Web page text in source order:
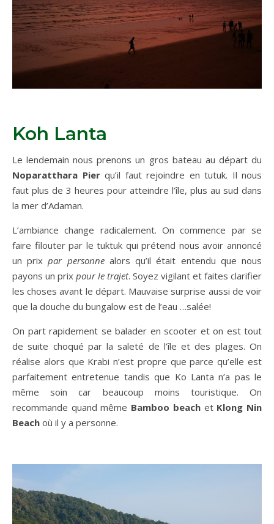
Koh Lanta
Le lendemain nous prenons un gros bateau au départ du
Noparatthara Pierqu’il faut rejoindre en tutuk. Il nous
faut plus de 3 heures pour atteindre l’île, plus au sud dans
la mer d’Adaman.
L’ambiance change radicalement. On commence par se
faire filouter par le tuktuk qui prétend nous avoir annoncé
un prixpar personnealors qu’il était entendu que nous
payons un prix pour le trajet. Soyez vigilant et faites clarifier
les choses avant le départ. Mauvaise surprise aussi de voir
que la douche du bungalow est de l’eau …salée!
On part rapidement se balader en scooter et on est tout
de suite choqué par la saleté de l’île et des plages. On
réalise alors que Krabi n’est propre que parce qu’elle est
parfaitement entretenue tandis que Ko Lanta n’a pas le
même soin car beaucoup moins touristique. On
recommande quand même Bamboo beachet Klong Nin
Beach où il y a personne.